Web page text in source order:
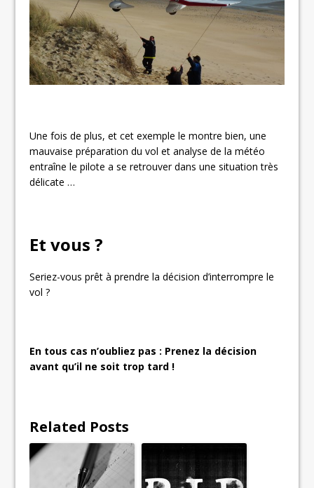
Une fois de plus, et cet exemple le montre bien, une
mauvaise préparation du vol et analyse de la météo
entraîne le pilote a se retrouver dans une situation très
délicate …
Et vous ?
Seriez-vous prêt à prendre la décision d’interrompre le
vol ?
En tous cas n’oubliez pas : Prenez la décision
avant qu’il ne soit trop tard !
Related Posts